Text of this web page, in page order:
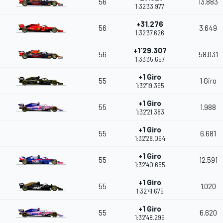
1:32'33.977
56 +31.276
1:32'37.626
3.649
56 +1'29.307
1:33'35.657
58.031
55 +1 Giro
1:32'19.395
1 Giro
55 +1 Giro
1:32'21.383
1.988
55 +1 Giro
1:32'28.064
6.681
55 +1 Giro
1:32'40.655
12.591
55 +1 Giro
1:32'41.675
1.020
55 +1 Giro
1:32'48.295
6.620